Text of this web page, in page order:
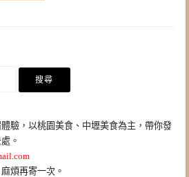
驗，以桃園美食、中壢美食為主，帶你發
。
煩再寄一次。